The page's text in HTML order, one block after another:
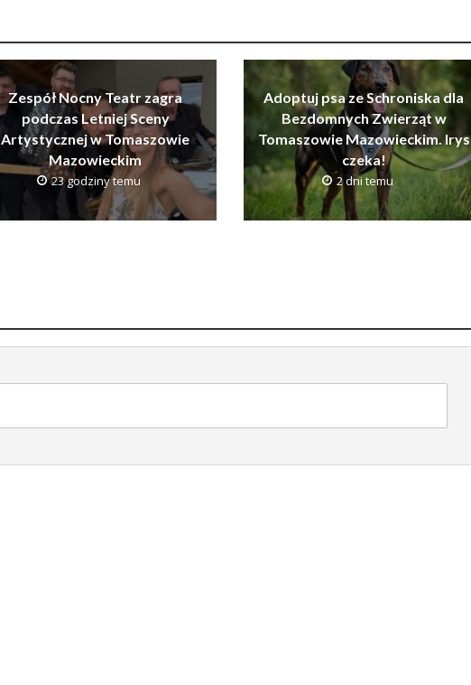
Zespół Nocny Teatr zagra
podczas Letniej Sceny
Artystycznej w Tomaszowie
Mazowieckim
23 godziny temu
Adoptuj psa ze Schroniska dla
Bezdomnych Zwierząt w
Tomaszowie Mazowieckim. Irys
czeka!
2 dni temu